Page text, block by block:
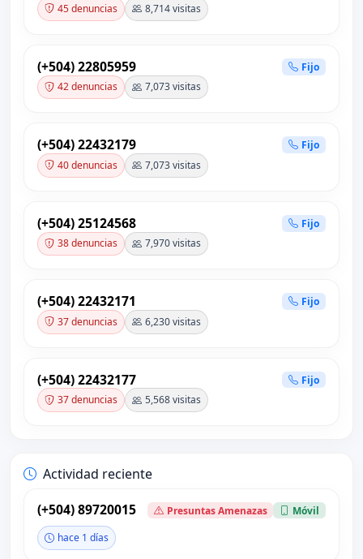
45 denuncias
8,714 visitas
(+504) 22805959
Fijo
42 denuncias
7,073 visitas
(+504) 22432179
Fijo
40 denuncias
7,073 visitas
(+504) 25124568
Fijo
38 denuncias
7,970 visitas
(+504) 22432171
Fijo
37 denuncias
6,230 visitas
(+504) 22432177
Fijo
37 denuncias
5,568 visitas
Actividad reciente
(+504) 89720015 Presuntas Amenazas Móvil
hace 1 días